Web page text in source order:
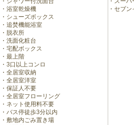
浴室乾燥機
シューズボックス
追焚機能浴室
脱衣所
洗面化粧台
宅配ボックス
最上階
3口以上コンロ
全居室収納
全居室洋室
保証人不要
全居室フローリング
ネット使用料不要
バス停徒歩3分以内
敷地内ごみ置き場
セブン